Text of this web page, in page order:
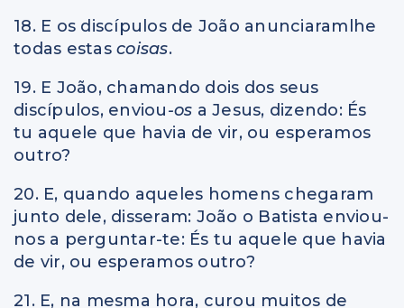
18. E os discípulos de João anunciaramlhe
todas estas coisas.
19. E João, chamando dois dos seus
discípulos, enviou-os a Jesus, dizendo: És
tu aquele que havia de vir, ou esperamos
outro?
20. E, quando aqueles homens chegaram
junto dele, disseram: João o Batista enviou-
nos a perguntar-te: És tu aquele que havia
de vir, ou esperamos outro?
21. E, na mesma hora, curou muitos de